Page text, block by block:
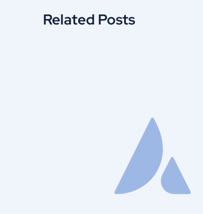
Related Posts